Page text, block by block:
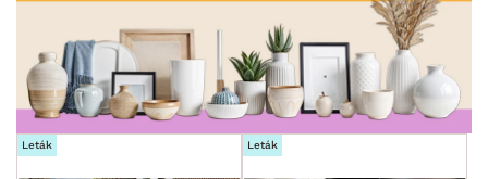
ZNAČKA
SKLADOVOST
Leták Leták